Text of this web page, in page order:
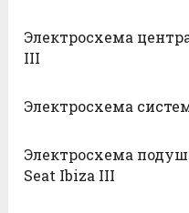
Электросхема
III
Электросхема
Электросхема
Seat Ibiza III